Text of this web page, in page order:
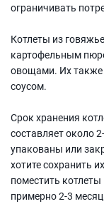
ограничивать
Котлеты из
картофельным
овощами. Их также
соусом.
Срок хранения
составляет около
упакованы или
хотите сохранить
поместить
примерно 2-3